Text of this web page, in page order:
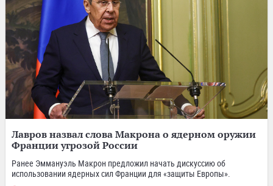
Лавров назвал слова Макрона о ядерном оружии
Франции угрозой России
Ранее Эммануэль Макрон предложил начать дискуссию об
использовании ядерных сил Франции для «защиты Европы».